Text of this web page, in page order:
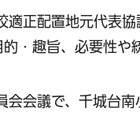
正配置地元代表
・趣旨、必要性
会議で、千城台